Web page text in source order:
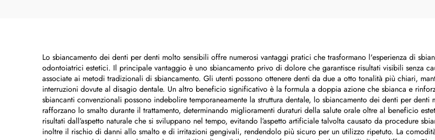
Lo sbiancamento dei denti per denti molto sensibili offre numerosi vantaggi pratici che trasformano l'esperienza di
odontoiatrici estetici. Il principale vantaggio è uno sbiancamento privo di dolore che garantisce risultati visibili senza
associate ai metodi tradizionali di sbiancamento. Gli utenti possono ottenere denti da due a otto tonalità più chiari,
interruzioni dovute al disagio dentale. Un altro beneficio significativo è la formula a doppia azione che sbianca e
sbiancanti convenzionali possono indebolire temporaneamente la struttura dentale, lo sbiancamento dei denti per
rafforzano lo smalto durante il trattamento, determinando miglioramenti duraturi della salute orale oltre al beneficio
risultati dall’aspetto naturale che si sviluppano nel tempo, evitando l’aspetto artificiale talvolta causato da procedure
inoltre il rischio di danni allo smalto e di irritazioni gengivali, rendendolo più sicuro per un utilizzo ripetuto. La